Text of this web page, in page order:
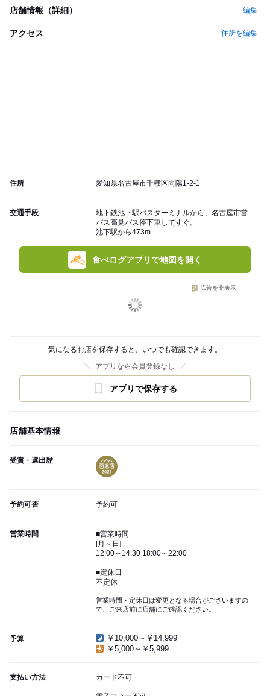
店舗情報（詳細） 編集
アクセス 住所を編集
住所 愛知県名古屋市千種区向陽1-2-1
交通手段
地下鉄池下駅バスターミナルから、名古屋市営
バス高見バス停下車してすぐ。
池下駅から473m
食べログアプリで地図を開く
広告を非表示
気になるお店を保存すると、いつでも確認できます。
アプリなら会員登録なし
アプリで保存する
店舗基本情報
受賞・選出歴
予約可否 予約可
営業時間
■営業時間
[月～日]
12:00～14:30 18:00～22:00
■定休日
不定休
営業時間・定休日は変更となる場合がございますの
で、ご来店前に店舗にご確認ください。
予算
￥10,000～￥14,999
￥5,000～￥5,999
支払い方法 カード不可